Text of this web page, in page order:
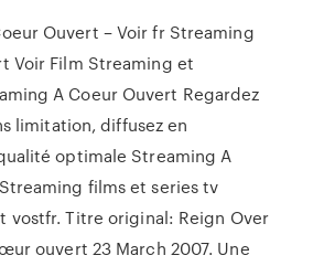
Ouvert – Voir fr Streaming
Voir Film Streaming et
A Coeur Ouvert Regardez
limitation, diffusez en
optimale Streaming A
films et series tv
vostfr. Titre original: Reign Over
ouvert 23 March 2007. Une